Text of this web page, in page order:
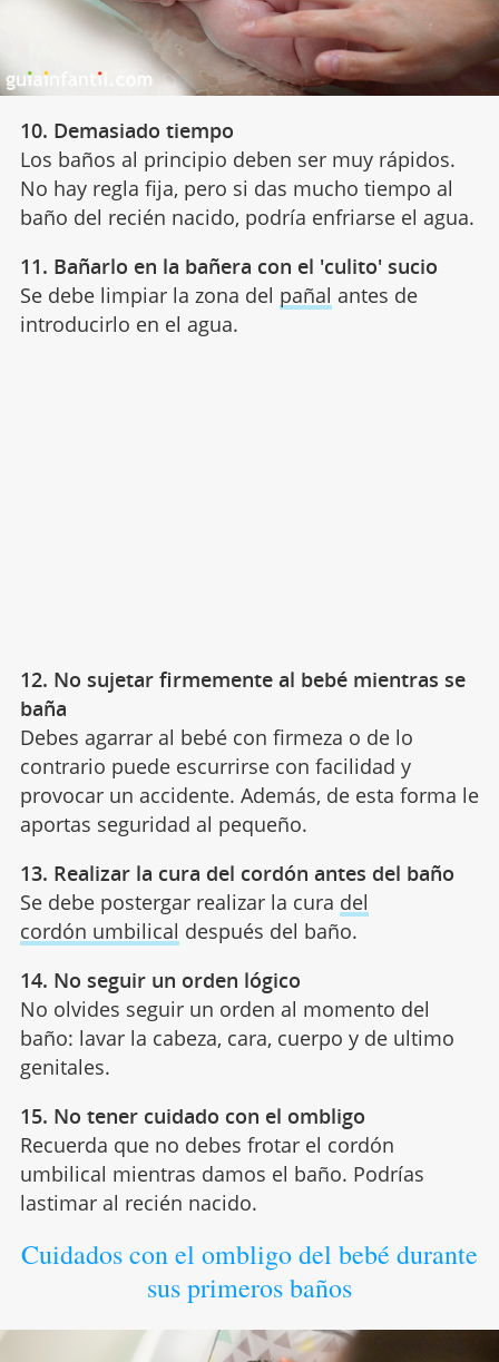
10. Demasiado tiempo
Los baños al principio deben ser muy rápidos.
No hay regla fija, pero si das mucho tiempo al
baño del recién nacido, podría enfriarse el agua.
11. Bañarlo en la bañera con el 'culito' sucio
Se debe limpiar la zona del pañal antes de
introducirlo en el agua.
12. No sujetar firmemente al bebé mientras se
baña
Debes agarrar al bebé con firmeza o de lo
contrario puede escurrirse con facilidad y
provocar un accidente. Además, de esta forma le
aportas seguridad al pequeño.
13. Realizar la cura del cordón antes del baño
Se debe postergar realizar la cura del
cordón umbilical después del baño.
14. No seguir un orden lógico
No olvides seguir un orden al momento del
baño: lavar la cabeza, cara, cuerpo y de ultimo
genitales.
15. No tener cuidado con el ombligo
Recuerda que no debes frotar el cordón
umbilical mientras damos el baño. Podrías
lastimar al recién nacido.
Cuidados con el ombligo del bebé durante
sus primeros baños